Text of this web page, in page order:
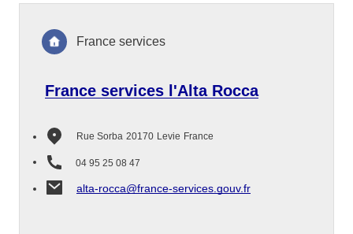
France services l'Alta Rocca
Rue Sorba 20170 Levie France
04 95 25 08 47
alta-rocca@france-services.gouv.fr
France services